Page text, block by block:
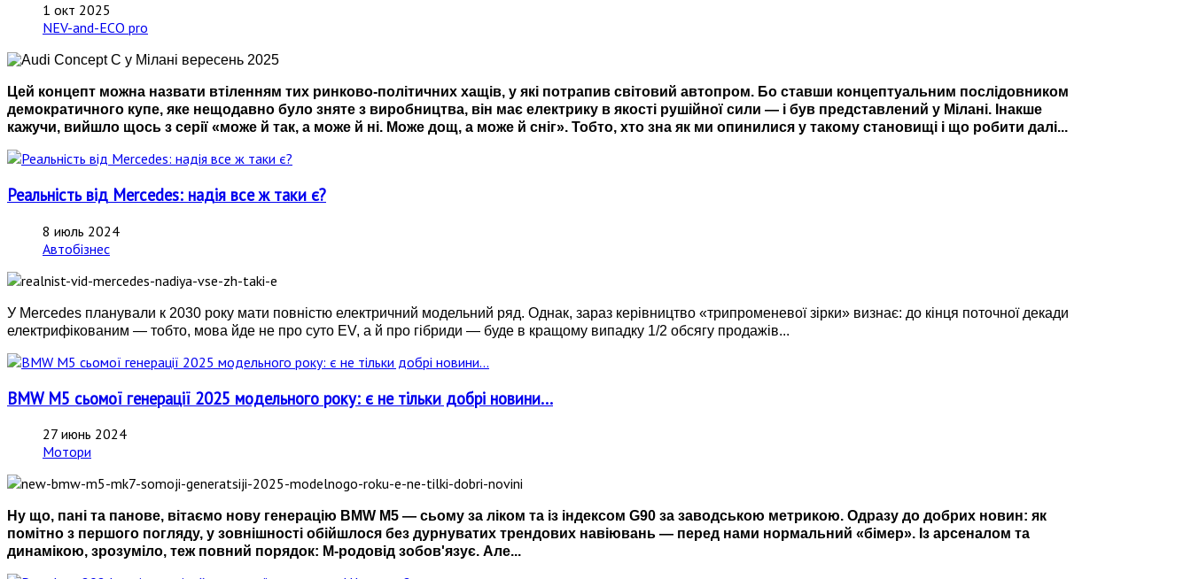
1 окт 2025
NEV-and-ECO pro
Цей концепт можна назвати втіленням тих ринково-політичних хащів, у які потрапив світовий автопром. Бо ставши концептуальним послідовником
демократичного купе, яке нещодавно було зняте з виробництва, він має електрику в якості рушійної сили — і був представлений у Мілані. Інакше
кажучи, вийшло щось з серії «може й так, а може й ні. Може дощ, а може й сніг». Тобто, хто зна як ми опинилися у такому становищі і що робити далі...
Реальність від Mercedes: надія все ж таки є?
8 июль 2024
Автобізнес
У Mercedes планували к 2030 року мати повністю електричний модельний ряд. Однак, зараз керівництво «трипроменевої зірки» визнає: до кінця поточної декади
електрифікованим — тобто, мова йде не про суто EV, а й про гібриди — буде в кращому випадку 1/2 обсягу продажів...
BMW M5 сьомої генерації 2025 модельного року: є не тільки добрі новини...
27 июнь 2024
Мотори
Ну що, пані та панове, вітаємо нову генерацію BMW M5 — сьому за ліком та із індексом G90 за заводською метрикою. Одразу до добрих новин: як
помітно з першого погляду, у зовнішності обійшлося без дурнуватих трендових навіювань — перед нами нормальний «бімер». Із арсеналом та
динамікою, зрозуміло, теж повний порядок: М-родовід зобов'язує. Але...